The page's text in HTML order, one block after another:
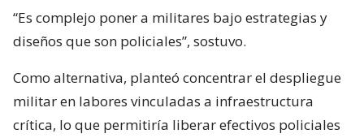
“Es complejo poner a militares bajo estrategias y
diseños que son policiales”, sostuvo.
Como alternativa, planteó concentrar el despliegue
militar en labores vinculadas a infraestructura
crítica, lo que permitiría liberar efectivos policiales